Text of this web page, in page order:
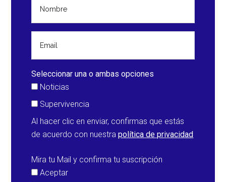
Seleccionar una o ambas opciones
Noticias
Supervivencia
Al hacer clic en enviar, confirmas que estás
de acuerdo con nuestrapolítica de privacidad
Mira tu Mail y confirma tu suscripción
Aceptar